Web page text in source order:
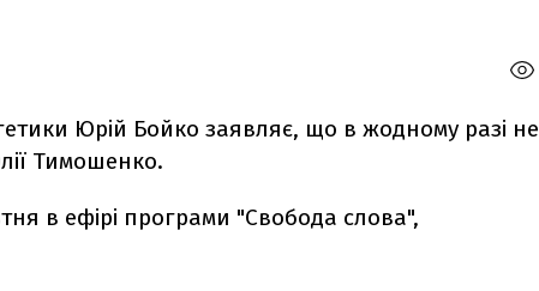
Юрій Бойко заявляє, що в жодному разі не
Тимошенко.
в ефірі програми "Свобода слова",